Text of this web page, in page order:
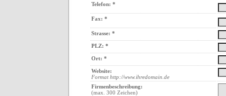
Telefon: *
Fax: *
Strasse: *
PLZ: *
Ort: *
Website:
Format http://www.ihredomain.de
Firmenbeschreibung:
(max. 300 Zeichen)